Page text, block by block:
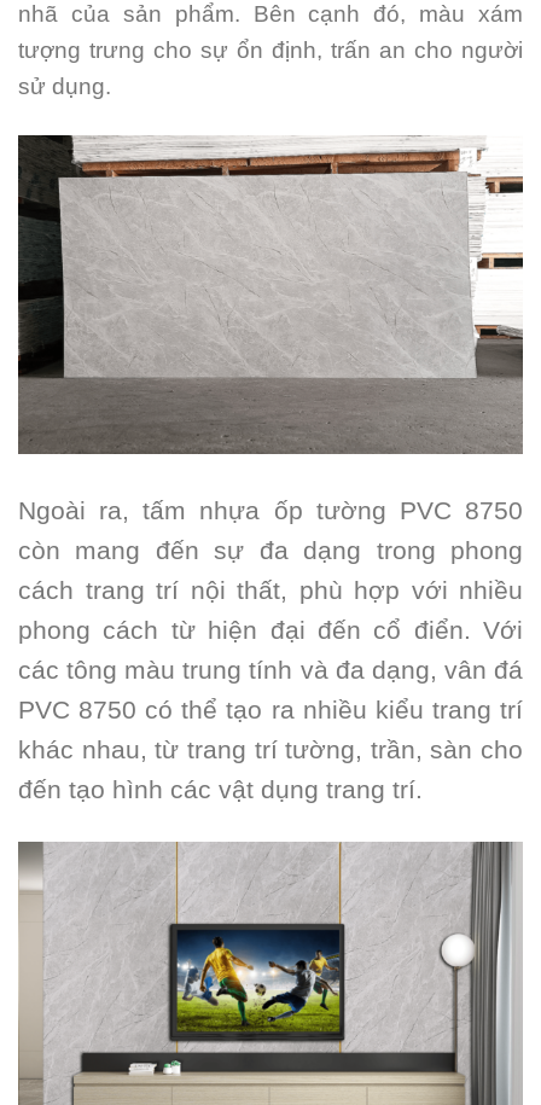
nhã của sản phẩm. Bên cạnh đó, màu xám
tượng trưng cho sự ổn định, trấn an cho người
sử dụng.
Ngoài ra, tấm nhựa ốp tường PVC 8750
còn mang đến sự đa dạng trong phong
cách trang trí nội thất, phù hợp với nhiều
phong cách từ hiện đại đến cổ điển. Với
các tông màu trung tính và đa dạng, vân đá
PVC 8750 có thể tạo ra nhiều kiểu trang trí
khác nhau, từ trang trí tường, trần, sàn cho
đến tạo hình các vật dụng trang trí.